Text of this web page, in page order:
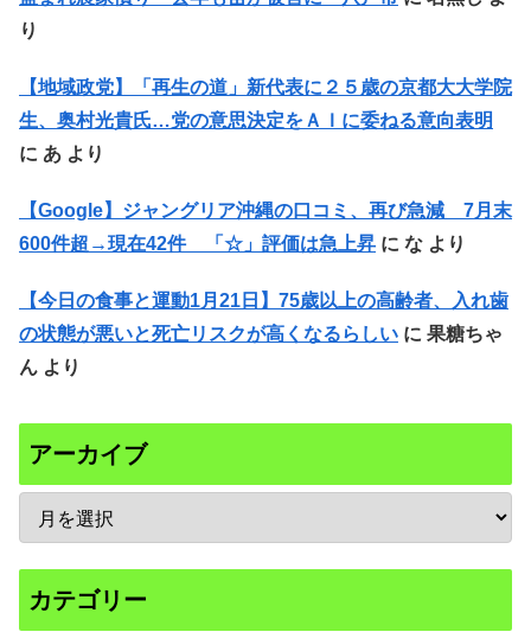
り
【地域政党】「再生の道」新代表に２５歳の京都大大学院
生、奥村光貴氏…党の意思決定をＡＩに委ねる意向表明
に あ より
【Google】ジャングリア沖縄の口コミ、再び急減 7月末
600件超→現在42件 「☆」評価は急上昇 に な より
【今日の食事と運動1月21日】75歳以上の高齢者、入れ歯
の状態が悪いと死亡リスクが高くなるらしい に 果糖ちゃ
ん より
アーカイブ
カテゴリー